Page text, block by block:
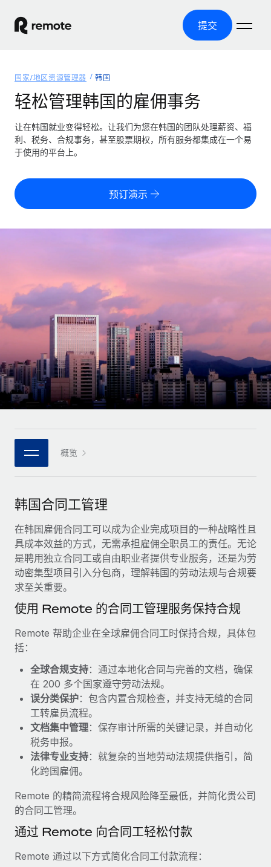
提交
产品
全球招聘
全球薪资管理
轻松运行合规薪资
零实体成本实现全球扩张
全球合同工入职与管理
外包复杂雇佣任务
基础设施
Remote Embedded
将人力资源无缝融入工作流程
团队的内置核心人力资源功能
连接 新的
使用我们的 MCP 将任何人工智能工具与 Remote 平台相连
借助核心业务工具简化流程
服务
咨询专家
获得全球人力资源与合规方面的专家帮助
背景调查
合规守望台
防范合规风险
设备管理
在全球范围内配置和跟踪 IT 设备
实体设立
快速建立合规实体
人员调配与搬迁
轻松搬迁员工
福利
轻松管理员工福利
覆盖全球
美国各州浏览器
初创企业
为成长型企业量身打造的全球敏捷型人力资源与薪资解决方案
中型市场
通过定制化人力资源解决方案扩展团队
企业
与我们携手合作
战略技术合作伙伴
与我们共探合作机遇
Remote Build 即将推出
集成与人工智能自动化咨询
案例研究
Cultivating a Thriving Remote-First Culture in
At a glance Discover the evolution of TheyDo, a pioneering
journey management platform that has...
了解更多
Reverse Tech's strategic partnership with
Remote for contractor management and
payroll
Reverse Tech at a glance Health and wellness startup,
Reverse Tech, partnered with Remote to manage...
了解更多
资源
工具与计算器
误分类风险计算工具
合同工薪酬结算计算器
探索全球合同工的结算货币选项与结算速度
通过 REMOTE 学习
研究与指引
案例研究
人力资源术语表
核对表和模板
职位描述库
网络研讨会
活动
新闻室
薪金与人才洞察
洞察中心
获得支持
查看全部资源
博客
Why owned entities are key to maintaining
EOR compliance
As the global workforce continues to expand in response
to the demands of today’s labor market, the...
了解更多
What a Workday global payroll implementation
actually looks like
Most teams hear "payroll implementation" and picture a
six-month project with a dedicated team....
定价
中文（简体）
Nederlands
Français
Deutsch
Español
Italiano
Português (Portugal)
日本語
한국어
中文（简体）
国家/地区资源管理器 韩国
轻松管理韩国的雇佣事务
让在韩国就业变得轻松。让我们为您在韩国的团队处理薪资、福
利、税务、合规事务，甚至股票期权，所有服务都集成在一个易
于使用的平台上。
预订演示
概览
韩国合同工管理
在韩国雇佣合同工可以成为企业完成项目的一种战略性且
具成本效益的方式，无需承担雇佣全职员工的责任。无论
是聘用独立合同工或自由职业者提供专业服务，还是为劳
动密集型项目引入分包商，理解韩国的劳动法规与合规要
求至关重要。
使用 Remote 的合同工管理服务保持合规
Remote 帮助企业在全球雇佣合同工时保持合规，具体包
括：
全球合规支持：通过本地化合同与完善的文档，确保
在 200 多个国家遵守劳动法规。
误分类保护：包含内置合规检查，并支持无缝的合同
工转雇员流程。
文档集中管理：保存审计所需的关键记录，并自动化
税务申报。
法律专业支持：就复杂的当地劳动法规提供指引，简
化跨国雇佣。
Remote 的精简流程将合规风险降至最低，并简化贵公司
的合同工管理。
通过 Remote 向合同工轻松付款
Remote 通过以下方式简化合同工付款流程：